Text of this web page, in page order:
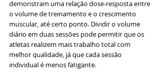
demonstram uma relação dose-resposta entre
o volume de treinamento e o crescimento
muscular, até certo ponto. Dividir o volume
diário em duas sessões pode permitir que os
atletas realizem mais trabalho total com
melhor qualidade, já que cada sessão
individual é menos fatigante.